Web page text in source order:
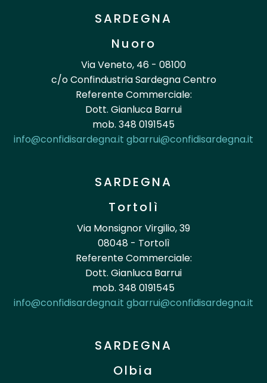
SARDEGNA
Nuoro
Via Veneto, 46 - 08100
c/o Confindustria Sardegna Centro
Referente Commerciale:
Dott. Gianluca Barrui
mob. 348 0191545
info@confidisardegna.it gbarrui@confidisardegna.it
SARDEGNA
Tortolì
Via Monsignor Virgilio, 39
08048 - Tortolì
Referente Commerciale:
Dott. Gianluca Barrui
mob. 348 0191545
info@confidisardegna.it gbarrui@confidisardegna.it
SARDEGNA
Olbia